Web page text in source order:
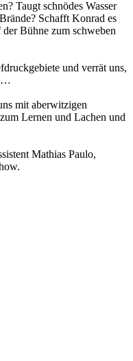
Taugt schnödes Wasser
Schafft Konrad es
Bühne zum schweben
und verrät uns,
mit aberwitzigen
Lernen und Lachen und
Mathias Paulo,